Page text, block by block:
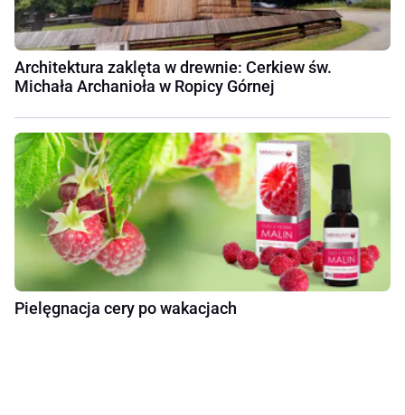
Architektura zaklęta w drewnie: Cerkiew św.
Michała Archanioła w Ropicy Górnej
Pielęgnacja cery po wakacjach